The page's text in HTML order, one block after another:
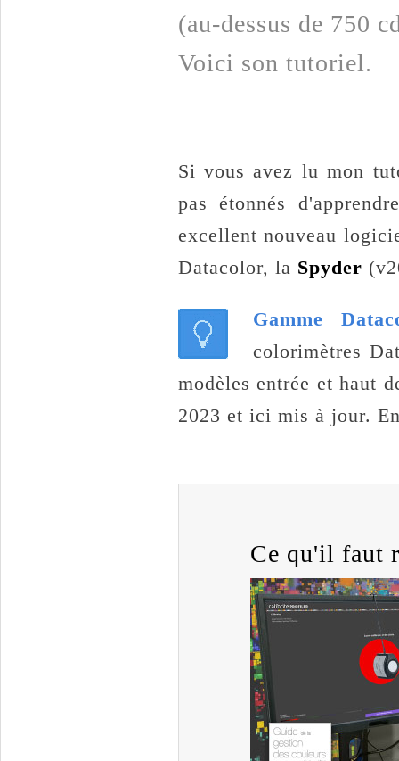
(au-dessus de 750
Voici son tutoriel.
Si vous avez lu mon
pas étonnés
excellent nouveau
Datacolor, la Spyder
Gamme
colorimètres
modèles entrée et haut
2023 et ici mis à jour.
Ce qu'il faut